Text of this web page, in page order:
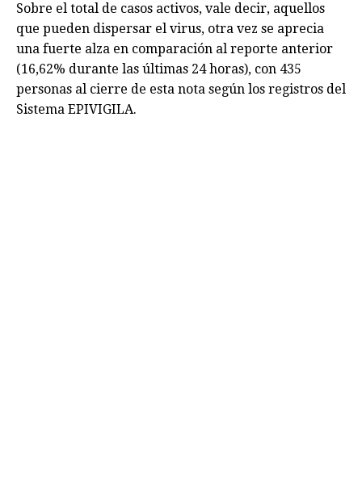
Sobre el total de casos activos, vale decir, aquellos
que pueden dispersar el virus, otra vez se aprecia
una fuerte alza en comparación al reporte anterior
(16,62% durante las últimas 24 horas), con 435
personas al cierre de esta nota según los registros del
Sistema EPIVIGILA.